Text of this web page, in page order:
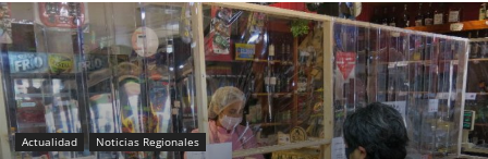
Actualidad Noticias Regionales